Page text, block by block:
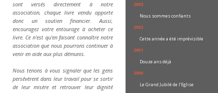
sont versés directement à notre
association, chaque livre vendu apporte
donc un soutien financier. Aussi,
encouragez votre entourage à acheter ce
livre. Ce n’est qu’en faisant connaître notre
association que nous pourrons continuer à
venir en aide aux plus démunis.
Nous tenons à vous signaler que les gens
persévèrent dans leur travail pour se sortir
de leur misère et retrouver leur dignité
2003
Nous sommes confiants
2002
Cette année a été imprévisible
2001
Douze ans déjà
2000
Le Grand Jubilé de l’Eglise